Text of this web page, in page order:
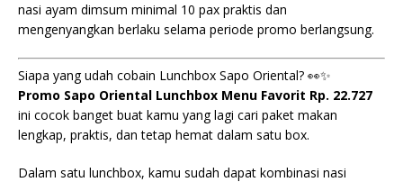
nasi ayam dimsum minimal 10 pax praktis dan
mengenyangkan berlaku selama periode promo berlangsung.
Siapa yang udah cobain Lunchbox Sapo Oriental? 👀✨
Promo Sapo Oriental Lunchbox Menu Favorit Rp. 22.727
ini cocok banget buat kamu yang lagi cari paket makan
lengkap, praktis, dan tetap hemat dalam satu box.
Dalam satu lunchbox, kamu sudah dapat kombinasi nasi